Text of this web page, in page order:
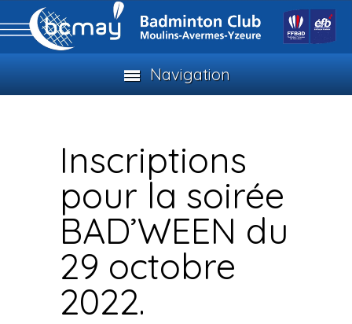
Navigation
Inscriptions
pour la soirée
BAD’WEEN du
29 octobre
2022.